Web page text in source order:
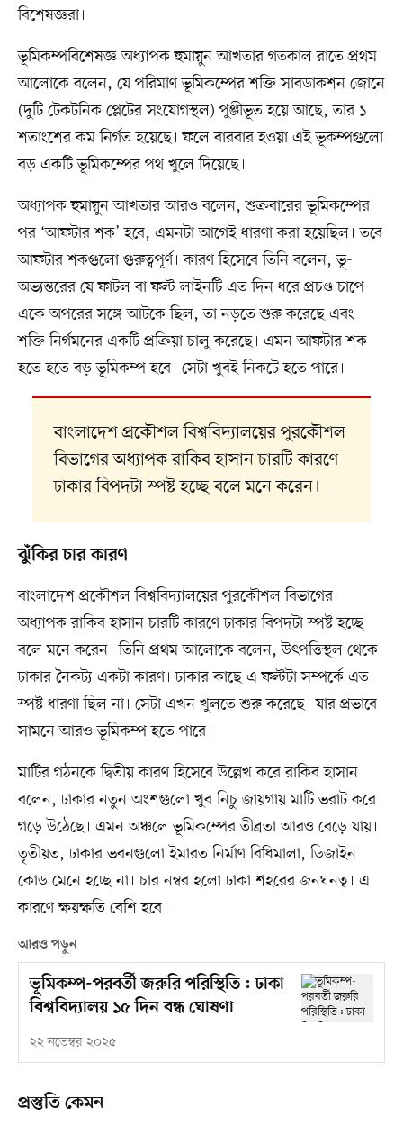
বিশেষজ্ঞরা।
ভূমিকম্পবিশেষজ্ঞ অধ্যাপক হুমায়ুন আখতার গতকাল রাতে প্রথম
আলোকে বলেন, যে পরিমাণ ভূমিকম্পের শক্তি সাবডাকশন জোনে
(দুটি টেকটনিক প্লেটের সংযোগস্থল) পুঞ্জীভূত হয়ে আছে, তার ১
শতাংশের কম নির্গত হয়েছে। ফলে বারবার হওয়া এই ভূকম্পগুলো
বড় একটি ভূমিকম্পের পথ খুলে দিয়েছে।
অধ্যাপক হুমায়ুন আখতার আরও বলেন, শুক্রবারের ভূমিকম্পের
পর ‘আফটার শক’ হবে, এমনটা আগেই ধারণা করা হয়েছিল। তবে
আফটার শকগুলো গুরুত্বপূর্ণ। কারণ হিসেবে তিনি বলেন, ভূ-
অভ্যন্তরের যে ফাটল বা ফল্ট লাইনটি এত দিন ধরে প্রচণ্ড চাপে
একে অপরের সঙ্গে আটকে ছিল, তা নড়তে শুরু করেছে এবং
শক্তি নির্গমনের একটি প্রক্রিয়া চালু করেছে। এমন আফটার শক
হতে হতে বড় ভূমিকম্প হবে। সেটা খুবই নিকটে হতে পারে।
বাংলাদেশ প্রকৌশল বিশ্ববিদ্যালয়ের পুরকৌশল
বিভাগের অধ্যাপক রাকিব হাসান চারটি কারণে
ঢাকার বিপদটা স্পষ্ট হচ্ছে বলে মনে করেন।
ঝুঁকির চার কারণ
বাংলাদেশ প্রকৌশল বিশ্ববিদ্যালয়ের পুরকৌশল বিভাগের
অধ্যাপক রাকিব হাসান চারটি কারণে ঢাকার বিপদটা স্পষ্ট হচ্ছে
বলে মনে করেন। তিনি প্রথম আলোকে বলেন, উৎপত্তিস্থল থেকে
ঢাকার নৈকট্য একটা কারণ। ঢাকার কাছে এ ফল্টটা সম্পর্কে এত
স্পষ্ট ধারণা ছিল না। সেটা এখন খুলতে শুরু করেছে। যার প্রভাবে
সামনে আরও ভূমিকম্প হতে পারে।
মাটির গঠনকে দ্বিতীয় কারণ হিসেবে উল্লেখ করে রাকিব হাসান
বলেন, ঢাকার নতুন অংশগুলো খুব নিচু জায়গায় মাটি ভরাট করে
গড়ে উঠেছে। এমন অঞ্চলে ভূমিকম্পের তীব্রতা আরও বেড়ে যায়।
তৃতীয়ত, ঢাকার ভবনগুলো ইমারত নির্মাণ বিধিমালা, ডিজাইন
কোড মেনে হচ্ছে না। চার নম্বর হলো ঢাকা শহরের জনঘনত্ব। এ
কারণে ক্ষয়ক্ষতি বেশি হবে।
আরও পড়ুন
ভূমিকম্প-পরবর্তী জরুরি পরিস্থিতি : ঢাকা
বিশ্ববিদ্যালয় ১৫ দিন বন্ধ ঘোষণা
২২ নভেম্বর ২০২৫
প্রস্তুতি কেমন